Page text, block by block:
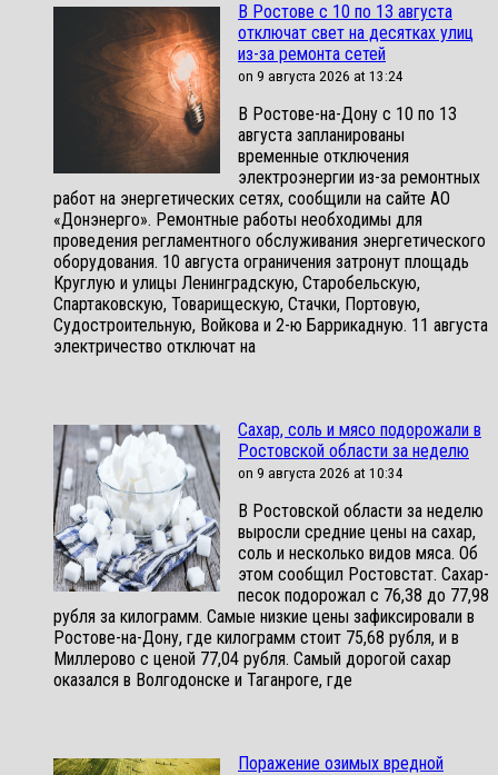
В Ростове с 10 по 13 августа
отключат свет на десятках улиц
из-за ремонта сетей
on 9 августа 2026 at 13:24
В Ростове-на-Дону с 10 по 13
августа запланированы
временные отключения
электроэнергии из-за ремонтных
работ на энергетических сетях, сообщили на сайте АО
«Донэнерго». Ремонтные работы необходимы для
проведения регламентного обслуживания энергетического
оборудования. 10 августа ограничения затронут площадь
Круглую и улицы Ленинградскую, Старобельскую,
Спартаковскую, Товарищескую, Стачки, Портовую,
Судостроительную, Войкова и 2-ю Баррикадную. 11 августа
электричество отключат на
Сахар, соль и мясо подорожали в
Ростовской области за неделю
on 9 августа 2026 at 10:34
В Ростовской области за неделю
выросли средние цены на сахар,
соль и несколько видов мяса. Об
этом сообщил Ростовстат. Сахар-
песок подорожал с 76,38 до 77,98
рубля за килограмм. Самые низкие цены зафиксировали в
Ростове-на-Дону, где килограмм стоит 75,68 рубля, и в
Миллерово с ценой 77,04 рубля. Самый дорогой сахар
оказался в Волгодонске и Таганроге, где
Поражение озимых вредной